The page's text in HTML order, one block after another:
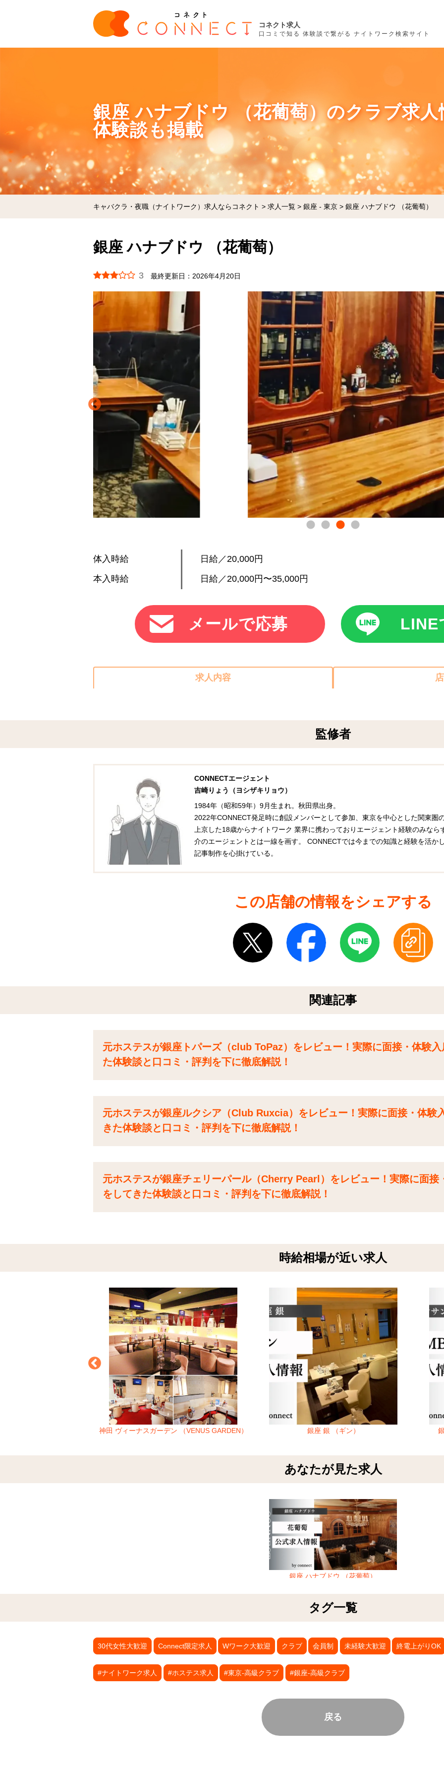
コネクト求人
口コミで知る 体験談で繋がる ナイトワーク検索サイト
銀座 ハナブドウ （花葡萄）のクラブ求
体験談も掲載
キャバクラ・夜職（ナイトワーク）求人ならコネクト > 求人一覧 > 銀座 - 東京 > 銀座 ハナブドウ （花葡萄）
銀座 ハナブドウ （花葡萄）
3 最終更新日： 2026年4月20日
体入時給
日給／20,000円
本入時給
日給／20,000円〜35,000円
メールで応募 LINE
求人内容
監修者
CONNECTエージェント
吉崎りょう（ヨシザキリョウ）
1984年（昭和59年）9月生まれ。秋田県出身。
2022年CONNECT発足時に創設メンバーとして参加、東京を中心とした関東圏
上京した18歳からナイトワーク 業界に携わっておりエージェント経験のみな
介のエージェントとは一線を画す。 CONNECTでは今までの知識と経験を活か
記事制作を心掛けている。
この店舗の情報をシェアする
関連記事
元ホステスが銀座トパーズ（club ToPaz）をレビュー！実際に面接・体験
た体験談と口コミ・評判を下に徹底解説！
元ホステスが銀座ルクシア（Club Ruxcia）をレビュー！実際に面接・体験
きた体験談と口コミ・評判を下に徹底解説！
元ホステスが銀座チェリーパール（Cherry Pearl）をレビュー！実際に面接
をしてきた体験談と口コミ・評判を下に徹底解説！
時給相場が近い求人
神田 ヴィーナスガーデン （VENUS GARDEN） 銀座 銀 （ギン）
あなたが見た求人
銀座 ハナブドウ （花葡萄）
タグ一覧
30代女性大歓迎 Connect限定求人 Wワーク大歓迎 クラブ 会員制 未経験大歓迎 終電上がりOK
#ナイトワーク求人 #ホステス求人 #東京-高級クラブ #銀座-高級クラブ
戻る